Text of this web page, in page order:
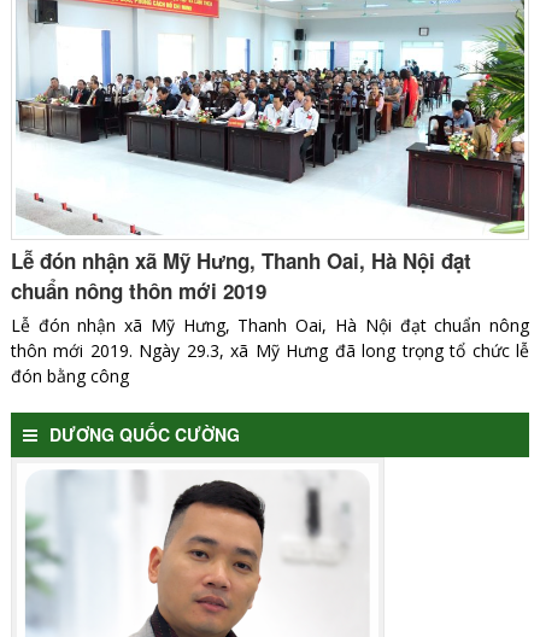
Lễ đón nhận xã Mỹ Hưng, Thanh Oai, Hà Nội đạt
chuẩn nông thôn mới 2019
Lễ đón nhận xã Mỹ Hưng, Thanh Oai, Hà Nội đạt chuẩn nông
thôn mới 2019. Ngày 29.3, xã Mỹ Hưng đã long trọng tổ chức lễ
đón bằng công
DƯƠNG QUỐC CƯỜNG